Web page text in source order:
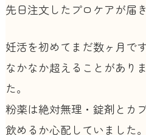
先日注文したプロケアが届き
妊活を初めてまだ数ヶ月で
なかなか超えることがあり
た。
粉薬は絶対無理・錠剤とカ
飲めるか心配していました。